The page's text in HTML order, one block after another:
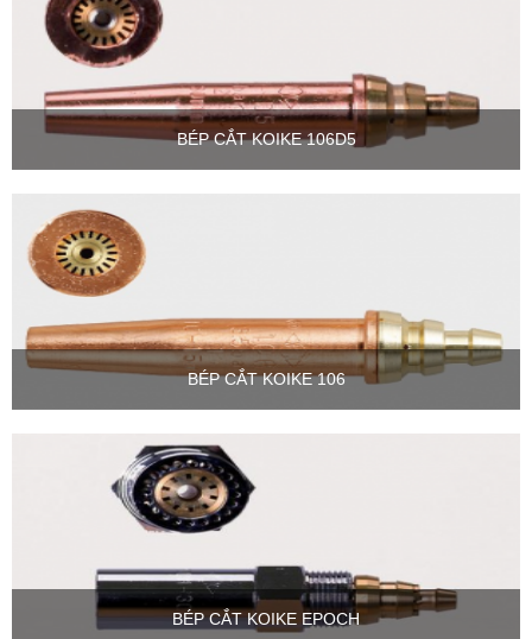
BÉP CẮT KOIKE 106D5
BÉP CẮT KOIKE 106
BÉP CẮT KOIKE EPOCH